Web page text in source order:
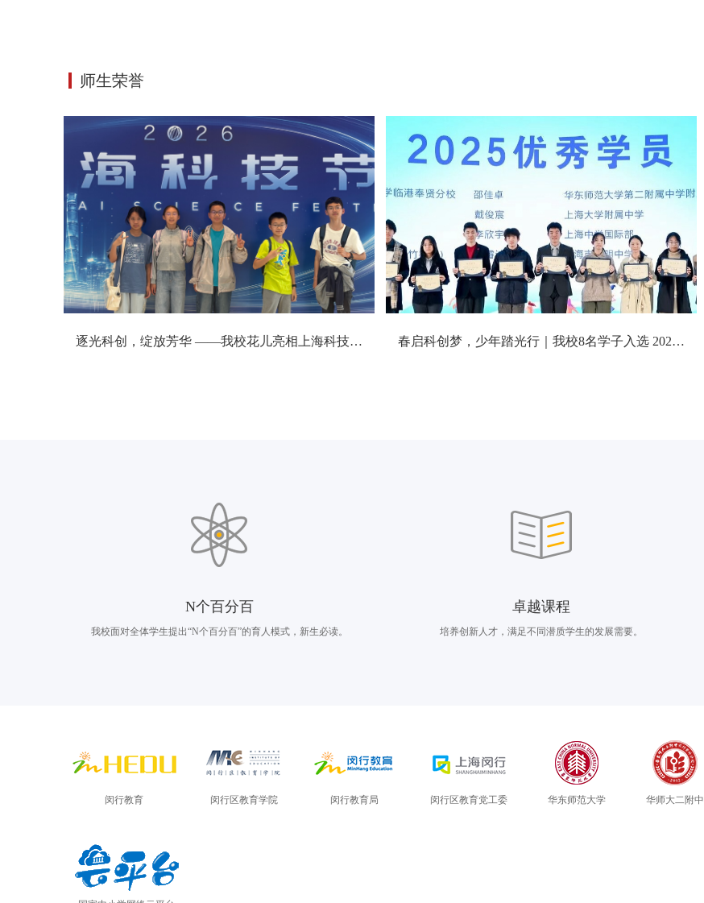
师生荣誉
逐光科创，绽放芳华 ——我校花儿亮相上海科技节开幕式 春启科创梦，少年踏光行｜我校8名学子入选 2026 “未来科学家” 培养计划
N个百分百
我校面对全体学生提出“N个百分百”的育人模式，新生必读。
卓越课程
培养创新人才，满足不同潜质学生的发展需要。
闵行教育 闵行区教育学院 闵行教育局 闵行区教育党工委 华东师范大学 华师大二附中